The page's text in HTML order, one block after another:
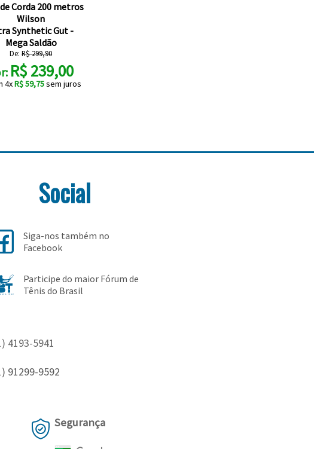
Corda 200 metros
Wilson
Synthetic Gut -
Mega Saldão
De:R$ 299,90
R$ 239,00
4xR$ 59,75sem juros
Social
Siga-nos também no
Facebook
Participe do maior Fórum de
Tênis do Brasil
4193-5941
91299-9592
Segurança